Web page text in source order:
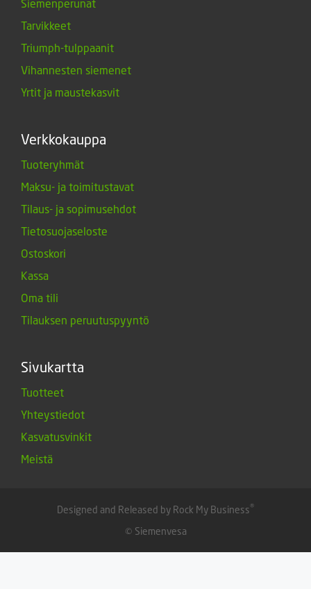
Siemenperunat
Tarvikkeet
Triumph-tulppaanit
Vihannesten siemenet
Yrtit ja maustekasvit
Verkkokauppa
Tuoteryhmät
Maksu- ja toimitustavat
Tilaus- ja sopimusehdot
Tietosuojaseloste
Ostoskori
Kassa
Oma tili
Tilauksen peruutuspyyntö
Sivukartta
Tuotteet
Yhteystiedot
Kasvatusvinkit
Meistä
Designed and Released by Rock My Business®
© Siemenvesa